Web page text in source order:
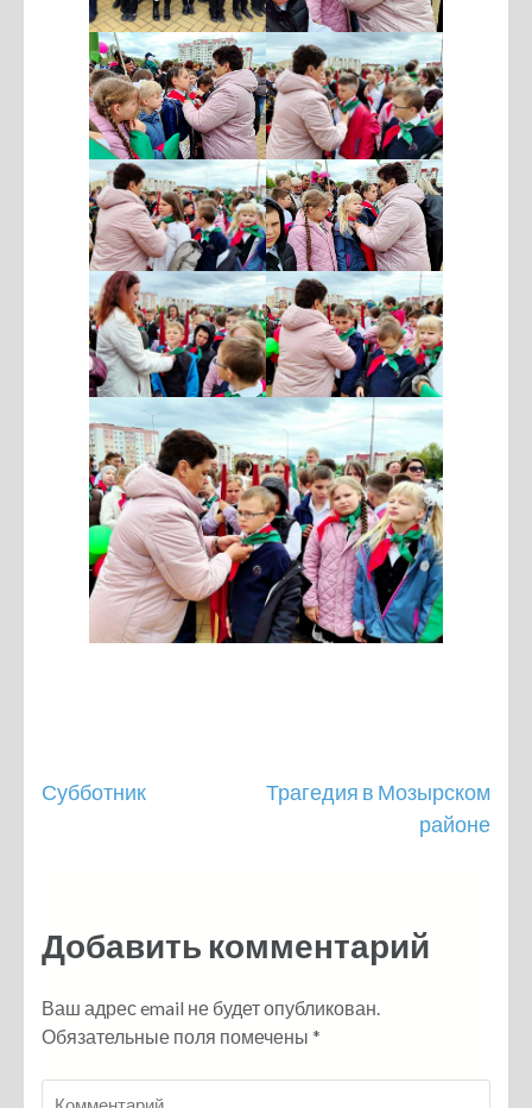
Навигация
Субботник
Трагедия в Мозырском
районе
Добавить комментарий
Ваш адрес email не будет опубликован.
Обязательные поля помечены *